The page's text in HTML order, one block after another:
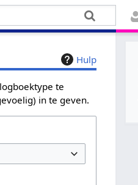
Hulp
te
in te geven.